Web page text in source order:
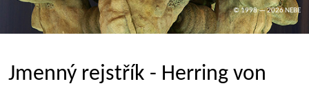
© 1998 — 2026 NEBE
Jmenný rejstřík - Herring von